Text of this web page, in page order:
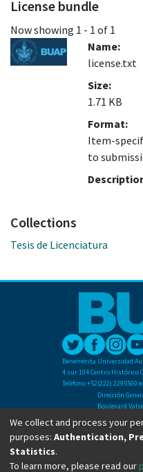
License bundle
Now showing 1 - 1 of 1
Name:
license.txt
Size:
1.71 KB
Format:
Item-
to
Collections
Tesis de Licenciatura
Benemérita Universidad
4 sur 104 Centro Histórico
Teléfono +52(222) 2295500
Dirección
Boulevard
Ciudad
C.P. 72570
Teléfono +52
We collect and process your
purposes: Authentication,
Statistics.
To learn more, please read our